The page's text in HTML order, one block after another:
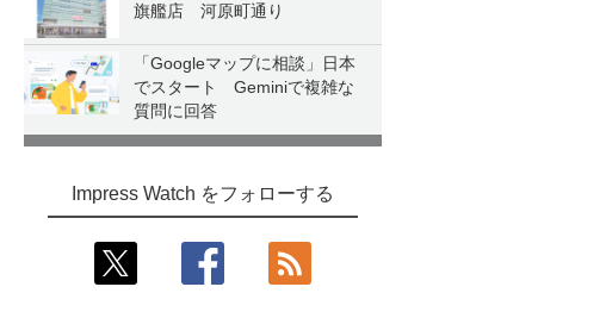
旗艦店 河原町通り
「Googleマップに相談」日本
でスタート Geminiで複雑な
質問に回答
Impress Watch をフォローする